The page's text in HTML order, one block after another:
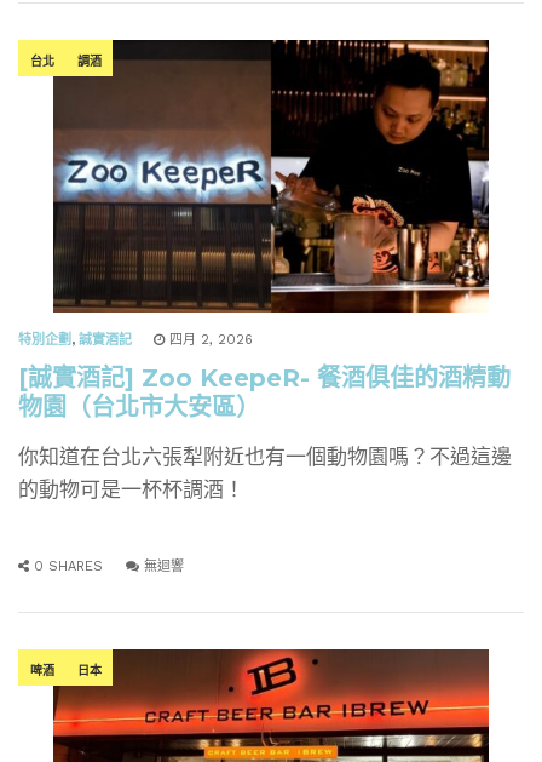
台北 調酒
特別企劃 , 誠實酒記 四月 2, 2026
[誠實酒記] Zoo KeepeR- 餐酒俱佳的酒精動
物園（台北市大安區）
你知道在台北六張犁附近也有一個動物園嗎？不過這邊
的動物可是一杯杯調酒！
0 SHARES 無迴響
啤酒 日本